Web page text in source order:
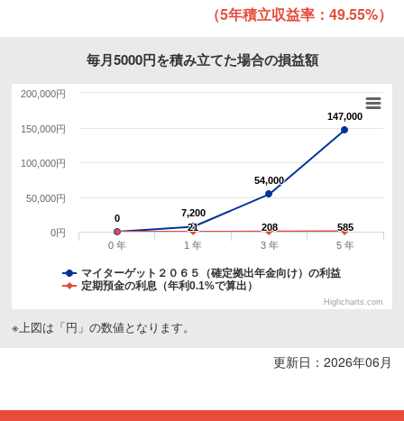
（5年積立収益率：49.55%）
毎月5000円を積み立てた場合の損益額
0
0 7,200
7,200
54,000
54,000
147,000
147,000
21
21 208
208 585
585
マイターゲット２０６５（確定拠出年金向け）の利益
定期預金の利息（年利0.1%で算出）
0 年 1 年 3 年 5 年
0円
50,000円
100,000円
150,000円
200,000円
Highcharts.com
※上図は「円」の数値となります。
更新日：2026年06月